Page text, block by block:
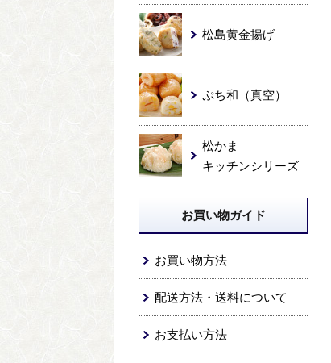
松島黄金揚げ
ぷち和（真空）
松かま
キッチンシリーズ
お買い物ガイド
お買い物方法
配送方法・送料について
お支払い方法